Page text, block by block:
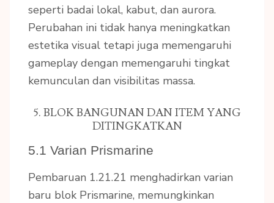
seperti badai lokal, kabut, dan aurora.
Perubahan ini tidak hanya meningkatkan
estetika visual tetapi juga memengaruhi
gameplay dengan memengaruhi tingkat
kemunculan dan visibilitas massa.
5. BLOK BANGUNAN DAN ITEM YANG
DITINGKATKAN
5.1 Varian Prismarine
Pembaruan 1.21.21 menghadirkan varian
baru blok Prismarine, memungkinkan